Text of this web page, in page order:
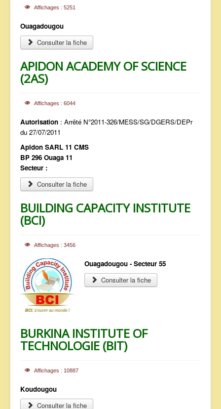
Affichages : 5251
Ouagadougou
Consulter la fiche
APIDON ACADEMY OF SCIENCE
(2AS)
Affichages : 6044
Autorisation : Arrêté N°2011-326/MESS/SG/DGERS/DEPr
du 27/07/2011
Apidon SARL 11 CMS
BP 296 Ouaga 11
Secteur :
Consulter la fiche
BUILDING CAPACITY INSTITUTE
(BCI)
Affichages : 3456
Ouagadougou - Secteur 55
Consulter la fiche
BURKINA INSTITUTE OF
TECHNOLOGIE (BIT)
Affichages : 10887
Koudougou
Consulter la fiche